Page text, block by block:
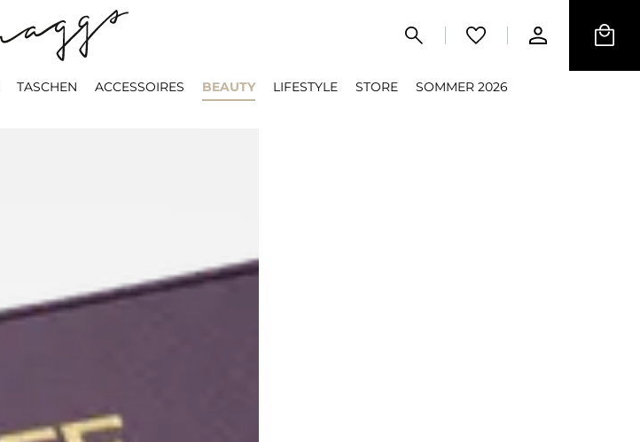
TASCHEN ACCESSOIRES BEAUTY LIFESTYLE STORE SOMMER 2026